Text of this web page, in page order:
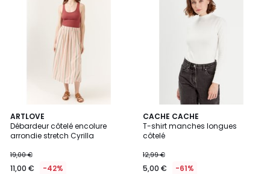
ARTLOVE
Débardeur côtelé encolure
arrondie stretch Cyrilla
19,00 €
11,00 € -42%
2
Couleurs
CACHE CACHE
T-shirt manches longues
côtelé
12,99 €
5,00 € -61%
4
Couleurs